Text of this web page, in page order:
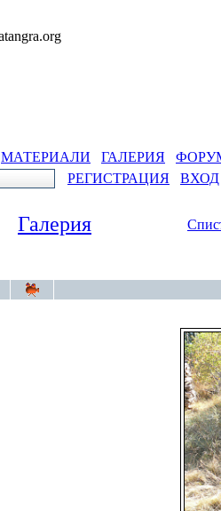
МАТЕРИАЛИ ГАЛЕРИЯ
РЕГИСТРАЦИЯ
ВХОД
Галерия